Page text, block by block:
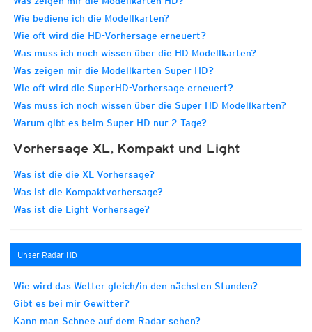
Wie bediene ich die Modellkarten?
Wie oft wird die HD-Vorhersage erneuert?
Was muss ich noch wissen über die HD Modellkarten?
Was zeigen mir die Modellkarten Super HD?
Wie oft wird die SuperHD-Vorhersage erneuert?
Was muss ich noch wissen über die Super HD Modellkarten?
Warum gibt es beim Super HD nur 2 Tage?
Vorhersage XL, Kompakt und Light
Was ist die die XL Vorhersage?
Was ist die Kompaktvorhersage?
Was ist die Light-Vorhersage?
Unser Radar HD
Wie wird das Wetter gleich/in den nächsten Stunden?
Gibt es bei mir Gewitter?
Kann man Schnee auf dem Radar sehen?